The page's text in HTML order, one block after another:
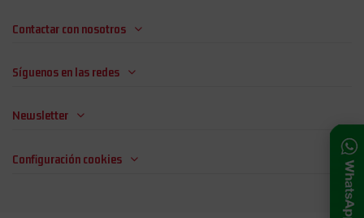
Contactar con nosotros
Síguenos en las redes
Newsletter
Configuración cookies